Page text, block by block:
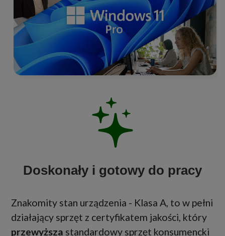
Doskonały i gotowy do pracy
Znakomity stan urządzenia - Klasa A, to w pełni
działający sprzęt z certyfikatem jakości, który
przewyższa standardowy sprzęt konsumencki